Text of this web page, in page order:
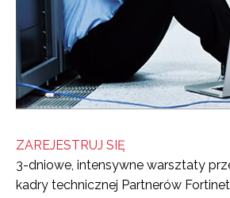
ZAREJESTRUJ SIĘ
3-dniowe, intensywne warsztaty
kadry technicznej Partnerów